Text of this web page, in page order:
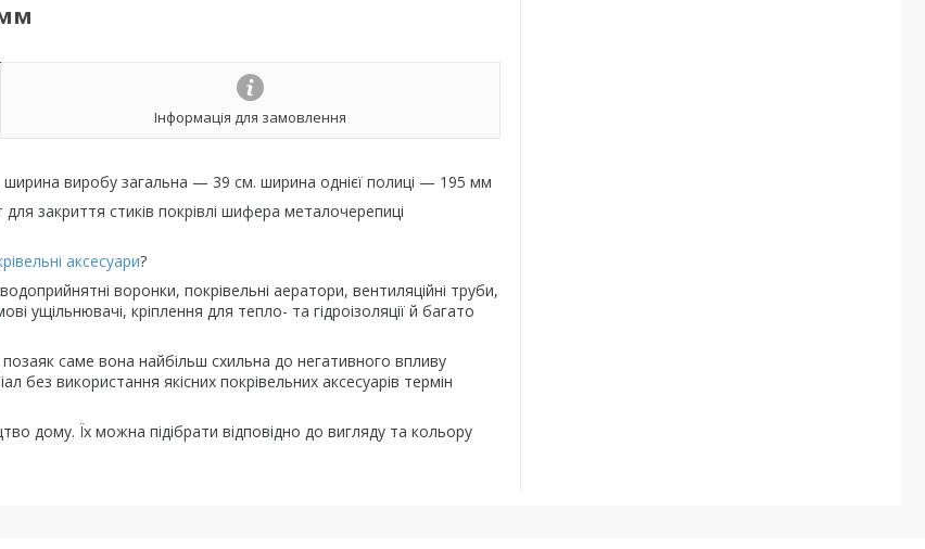
Інформація для замовлення
виробу загальна — 39 см. ширина однієї полиці — 195 мм
закриття стиків покрівлі шифера металочерепиці
аксесуари?
воронки, покрівельні аератори, вентиляційні труби,
ущільнювачі, кріплення для тепло- та гідроізоляції й багато
позаяк саме вона найбільш схильна до негативного впливу
без використання якісних покрівельних аксесуарів термін
дому. Їх можна підібрати відповідно до вигляду та кольору